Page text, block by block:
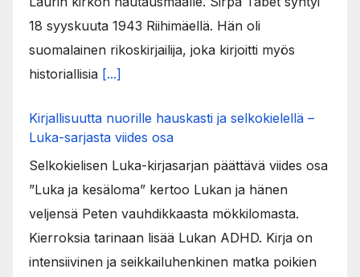
18 syyskuuta 1943 Riihimäellä. Hän oli
suomalainen rikoskirjailija, joka kirjoitti myös
historiallisia [...]
Kirjallisuutta nuorille hauskasti ja selkokielellä –
Luka-sarjasta viides osa
Selkokielisen Luka-kirjasarjan päättävä viides osa
”Luka ja kesäloma” kertoo Lukan ja hänen
veljensä Peten vauhdikkaasta mökkilomasta.
Kierroksia tarinaan lisää Lukan ADHD. Kirja on
intensiivinen ja seikkailuhenkinen matka poikien